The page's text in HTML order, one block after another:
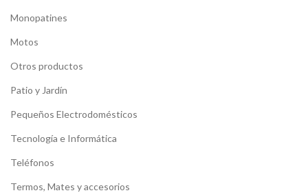
Monopatines
Motos
Otros productos
Patio y Jardín
Pequeños Electrodomésticos
Tecnología e Informática
Teléfonos
Termos, Mates y accesorios